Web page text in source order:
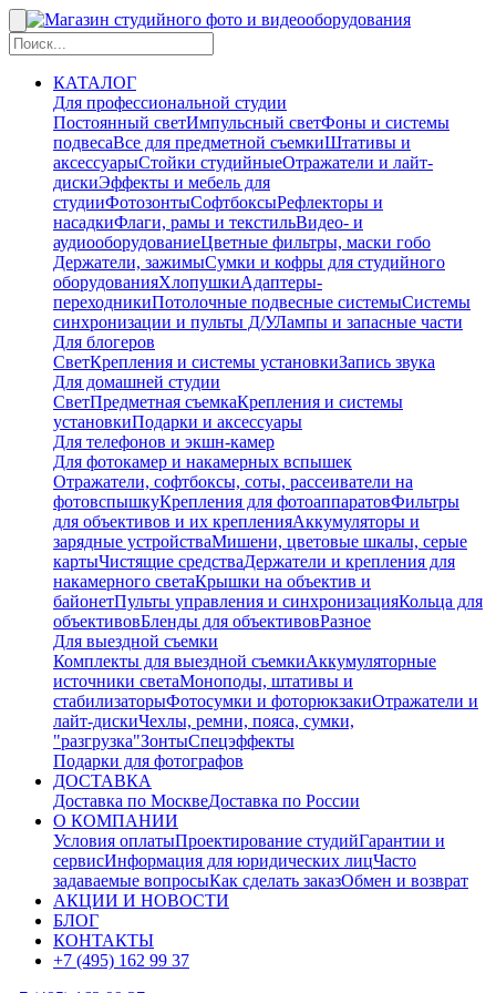
КАТАЛОГ
Для профессиональной студии
Постоянный светИмпульсный светФоны и системы
подвесаВсе для предметной съемкиШтативы и
аксессуарыСтойки студийныеОтражатели и лайт-
дискиЭффекты и мебель для
студииФотозонтыСофтбоксыРефлекторы и
насадкиФлаги, рамы и текстильВидео- и
аудиооборудованиеЦветные фильтры, маски гобо
Держатели, зажимыСумки и кофры для студийного
оборудованияХлопушкиАдаптеры-
переходникиПотолочные подвесные системыСистемы
синхронизации и пульты Д/УЛампы и запасные части
Для блогеров
СветКрепления и системы установкиЗапись звука
Для домашней студии
СветПредметная съемкаКрепления и системы
установкиПодарки и аксессуары
Для телефонов и экшн-камер
Для фотокамер и накамерных вспышек
Отражатели, софтбоксы, соты, рассеиватели на
фотовспышкуКрепления для фотоаппаратовФильтры
для объективов и их крепленияАккумуляторы и
зарядные устройстваМишени, цветовые шкалы, серые
картыЧистящие средстваДержатели и крепления для
накамерного светаКрышки на объектив и
байонетПульты управления и синхронизацияКольца для
объективовБленды для объективовРазное
Для выездной съемки
Комплекты для выездной съемкиАккумуляторные
источники светаМоноподы, штативы и
стабилизаторыФотосумки и фоторюкзакиОтражатели и
лайт-дискиЧехлы, ремни, пояса, сумки,
"разгрузка"ЗонтыСпецэффекты
Подарки для фотографов
ДОСТАВКА
Доставка по МосквеДоставка по России
О КОМПАНИИ
Условия оплатыПроектирование студийГарантии и
сервисИнформация для юридических лицЧасто
задаваемые вопросыКак сделать заказОбмен и возврат
АКЦИИ И НОВОСТИ
БЛОГ
КОНТАКТЫ
+7 (495) 162 99 37